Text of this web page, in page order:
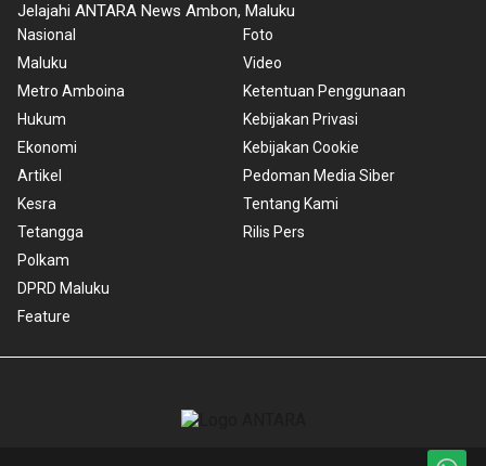
Jelajahi ANTARA News Ambon, Maluku
Nasional
Maluku
Metro Amboina
Hukum
Ekonomi
Artikel
Kesra
Tetangga
Polkam
DPRD Maluku
Feature
Foto
Video
Ketentuan Penggunaan
Kebijakan Privasi
Kebijakan Cookie
Pedoman Media Siber
Tentang Kami
Rilis Pers